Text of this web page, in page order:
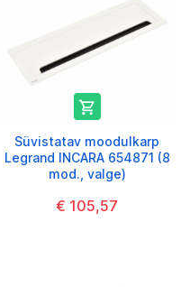

Süvistatav moodulkarp
Legrand INCARA 654871 (8
mod., valge)
€ 105,57